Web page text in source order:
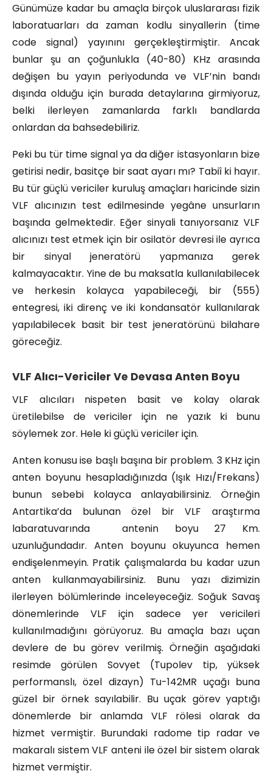
Günümüze kadar bu amaçla birçok uluslararası fizik
laboratuarları da zaman kodlu sinyallerin (time
code signal) yayınını gerçekleştirmiştir. Ancak
bunlar şu an çoğunlukla (40-80) KHz arasında
değişen bu yayın periyodunda ve VLF’nin bandı
dışında olduğu için burada detaylarına girmiyoruz,
belki ilerleyen zamanlarda farklı bandlarda
onlardan da bahsedebiliriz.
Peki bu tür time signal ya da diğer istasyonların bize
getirisi nedir, basitçe bir saat ayarı mı? Tabiî ki hayır.
Bu tür güçlü vericiler kuruluş amaçları haricinde sizin
VLF alıcınızın test edilmesinde yegâne unsurların
başında gelmektedir. Eğer sinyali tanıyorsanız VLF
alıcınızı test etmek için bir osilatör devresi ile ayrıca
bir sinyal jeneratörü yapmanıza gerek
kalmayacaktır. Yine de bu maksatla kullanılabilecek
ve herkesin kolayca yapabileceği, bir (555)
entegresi, iki direnç ve iki kondansatör kullanılarak
yapılabilecek basit bir test jeneratörünü bilahare
göreceğiz.
VLF Alıcı-Vericiler Ve Devasa Anten Boyu
VLF alıcıları nispeten basit ve kolay olarak
üretilebilse de vericiler için ne yazık ki bunu
söylemek zor. Hele ki güçlü vericiler için.
Anten konusu ise başlı başına bir problem. 3 KHz için
anten boyunu hesapladığınızda (Işık Hızı/Frekans)
bunun sebebi kolayca anlayabilirsiniz. Örneğin
Antartika’da bulunan özel bir VLF araştırma
labaratuvarında antenin boyu 27 Km.
uzunluğundadır. Anten boyunu okuyunca hemen
endişelenmeyin. Pratik çalışmalarda bu kadar uzun
anten kullanmayabilirsiniz. Bunu yazı dizimizin
ilerleyen bölümlerinde inceleyeceğiz. Soğuk Savaş
dönemlerinde VLF için sadece yer vericileri
kullanılmadığını görüyoruz. Bu amaçla bazı uçan
devlere de bu görev verilmiş. Örneğin aşağıdaki
resimde görülen Sovyet (Tupolev tip, yüksek
performanslı, özel dizayn) Tu-142MR uçağı buna
güzel bir örnek sayılabilir. Bu uçak görev yaptığı
dönemlerde bir anlamda VLF rölesi olarak da
hizmet vermiştir. Burundaki radome tip radar ve
makaralı sistem VLF anteni ile özel bir sistem olarak
hizmet vermiştir.